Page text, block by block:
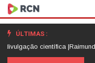
ÚLTIMAS :
científica |Raimundo